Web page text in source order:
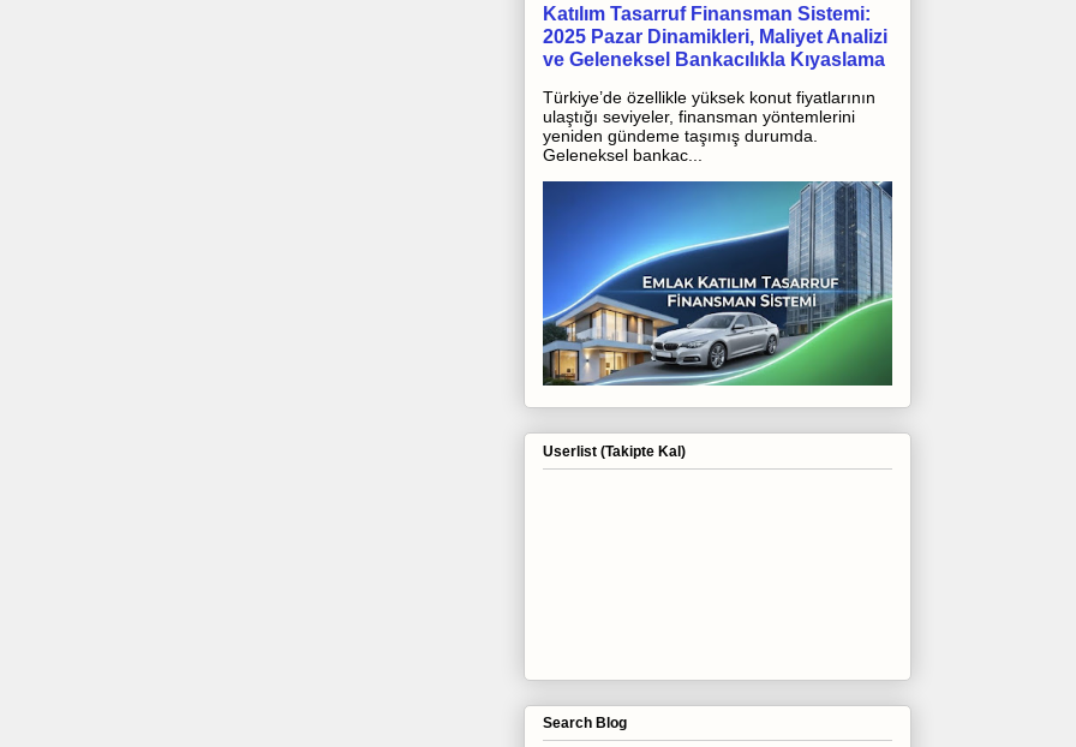
Katılım Tasarruf Finansman Sistemi:
2025 Pazar Dinamikleri, Maliyet Analizi
ve Geleneksel Bankacılıkla Kıyaslama
Türkiye’de özellikle yüksek konut fiyatlarının
ulaştığı seviyeler, finansman yöntemlerini
yeniden gündeme taşımış durumda.
Geleneksel bankac...
Userlist (Takipte Kal)
Search Blog